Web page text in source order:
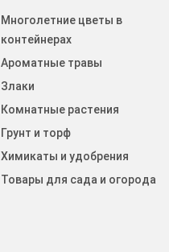
Многолетние цветы в
контейнерах
Ароматные травы
Злаки
Комнатные растения
Грунт и торф
Химикаты и удобрения
Товары для сада и огорода